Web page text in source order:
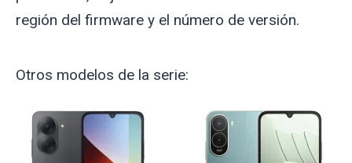
región del firmware y el número de versión.
Otros modelos de la serie: